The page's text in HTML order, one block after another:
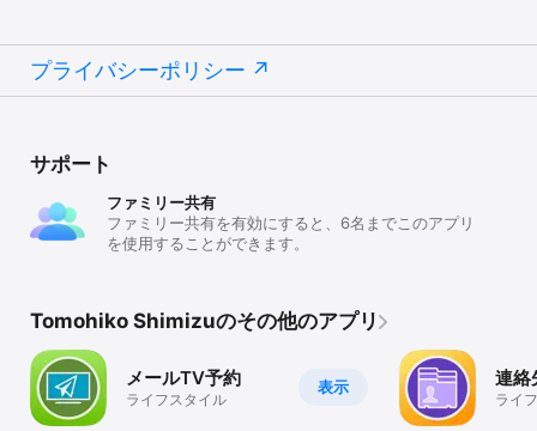
プライバシーポリシー
サポート
ファミリー共有
ファミリー共有を有効にすると、6名までこのアプリ
を使用することができます。
Tomohiko Shimizuのその他のアプリ
表示
メールTV予約
ライフスタイル
連絡
ライ